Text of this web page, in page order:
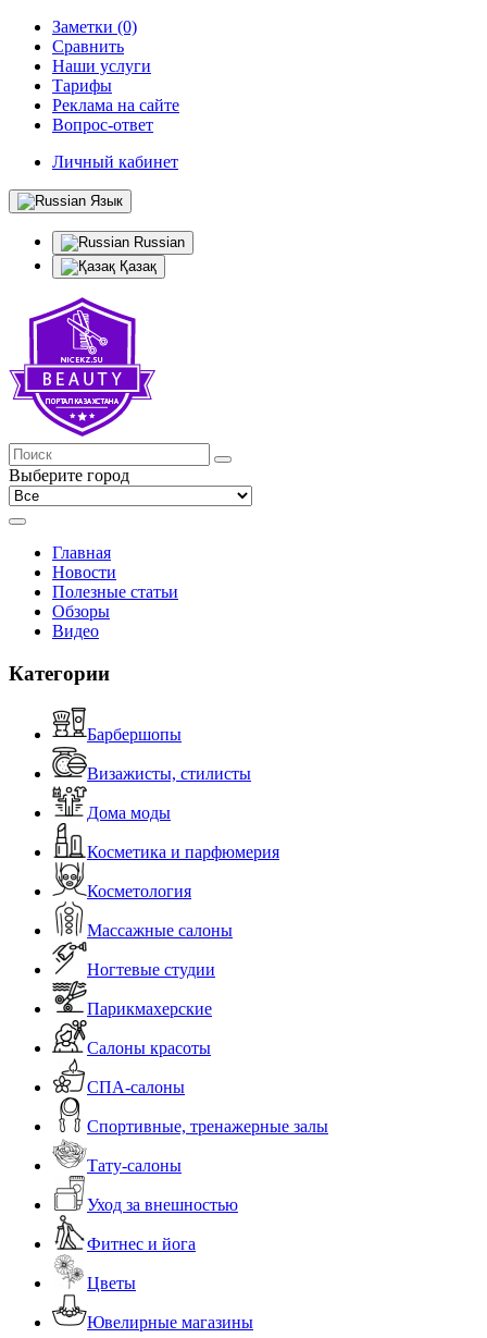
Заметки (0)
Сравнить
Наши услуги
Тарифы
Реклама на сайте
Вопрос-ответ
Личный кабинет
Язык
Russian
Қазақ
Выберите город
Главная
Новости
Полезные статьи
Обзоры
Видео
Категории
Барбершопы
Визажисты, стилисты
Дома моды
Косметика и парфюмерия
Косметология
Массажные салоны
Ногтевые студии
Парикмахерские
Салоны красоты
СПА-салоны
Спортивные, тренажерные залы
Тату-салоны
Уход за внешностью
Фитнес и йога
Цветы
Ювелирные магазины